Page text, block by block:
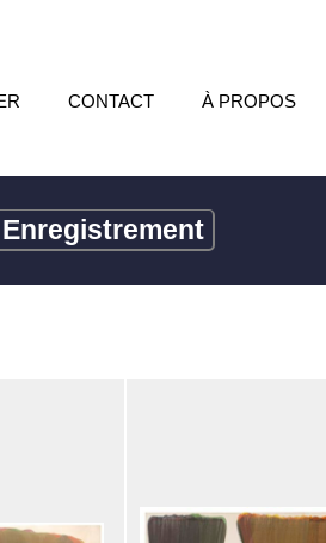
CONTACT À PROPOS
Enregistrement